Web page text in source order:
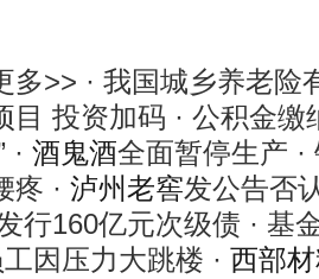
>> · 我国城乡养老险
目 投资加码 · 公积金缴
· 酒鬼酒全面暂停生产 ·
疼 · 泸州老窖发公告否
行160亿元次级债 · 基
工因压力大跳楼 · 西部